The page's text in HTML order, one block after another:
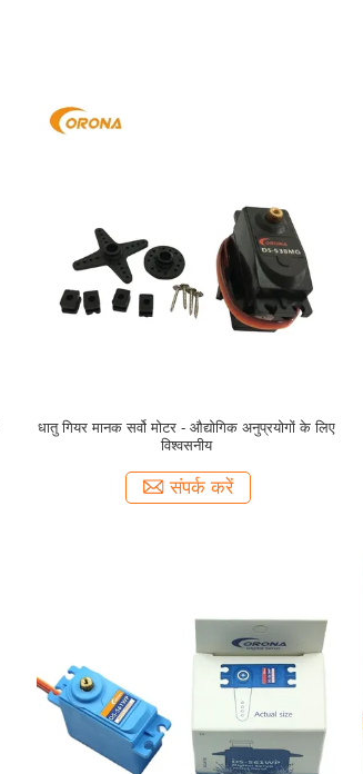
धातु गियर मानक सर्वो मोटर - औद्योगिक अनुप्रयोगों के लिए
विश्वसनीय
संपर्क करें